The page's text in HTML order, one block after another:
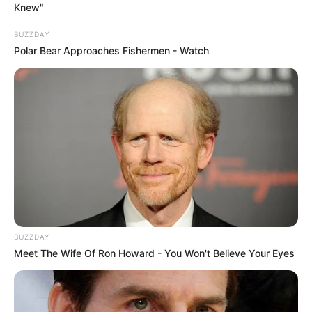
állja ki a tények próbáját, mert a paktum jóval
összetettebb annál, mint amit Orbán Viktor és a
Fidesz kommunikációja sugallni próbál.
Knew"
BUZZDAY
Polar Bear Approaches Fishermen - Watch
BUZZDAY
Meet The Wife Of Ron Howard - You Won't Believe Your Eyes